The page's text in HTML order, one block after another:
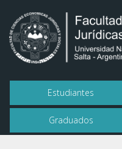
Estudiantes
Graduados